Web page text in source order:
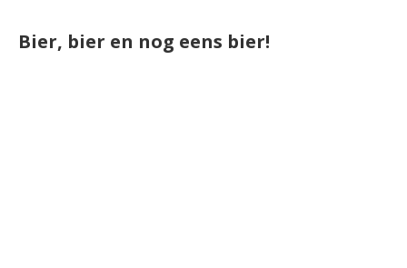
Bier, bier en nog eens bier!